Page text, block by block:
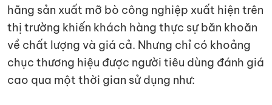
hãng sản xuất mỡ bò công nghiệp xuất hiện trên
thị trường khiến khách hàng thực sự băn khoăn
về chất lượng và giá cả. Nhưng chỉ có khoảng
chục thương hiệu được người tiêu dùng đánh giá
cao qua một thời gian sử dụng như: